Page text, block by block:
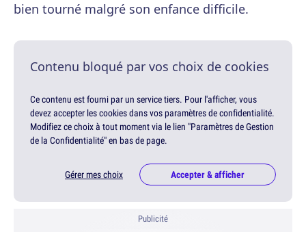
bien tourné malgré son enfance difficile.
Contenu bloqué par vos choix de cookies
Ce contenu est fourni par un service tiers. Pour l'afficher, vous
devez accepter les cookies dans vos paramètres de confidentialité.
Modifiez ce choix à tout moment via le lien "Paramètres de Gestion
de la Confidentialité" en bas de page.
Gérer mes choix Accepter & afficher
Publicité